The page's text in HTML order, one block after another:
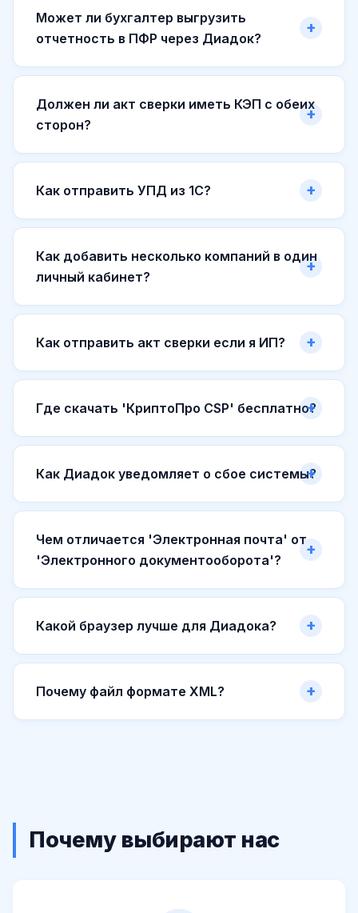
Может ли бухгалтер выгрузить
отчетность в ПФР через Диадок?
Должен ли акт сверки иметь КЭП с обеих
сторон?
Как отправить УПД из 1С?
Как добавить несколько компаний в один
личный кабинет?
Как отправить акт сверки если я ИП?
Где скачать 'КриптоПро CSP' бесплатно?
Как Диадок уведомляет о сбое системы?
Чем отличается 'Электронная почта' от
'Электронного документооборота'?
Какой браузер лучше для Диадока?
Почему файл формате XML?
Почему выбирают нас